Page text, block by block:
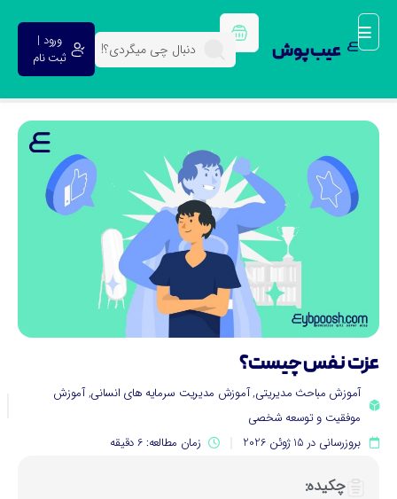
عیب پوش
ورود |
ثبت نام
نفس چیست؟
آموزش مباحث مدیریتی,آموزش مدیریت سرمایه های انسانی,آموزش
موفقیت و توسعه شخصی
بروزرسانی در 15 ژوئن 2026
زمان مطالعه: 6 دقیقه
چکیده: